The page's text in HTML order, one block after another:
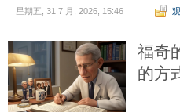
星期五, 31 7 月, 2026, 15:46
福奇
的方